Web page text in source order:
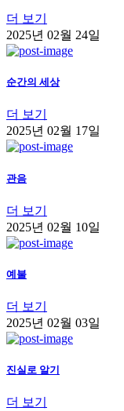
더 보기
2025년 02월 24일
순간의 세상
더 보기
2025년 02월 17일
관음
더 보기
2025년 02월 10일
예불
더 보기
2025년 02월 03일
진실로 알기
더 보기